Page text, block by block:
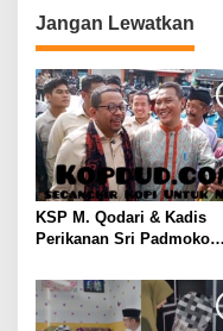
Jangan Lewatkan
KSP M. Qodari & Kadis
Perikanan Sri Padmoko
Sukabumi